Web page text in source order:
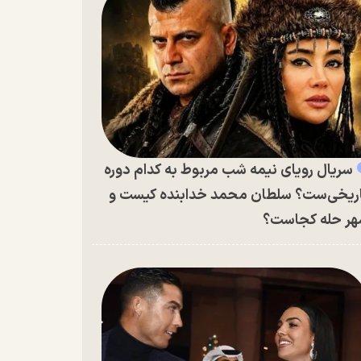
سریال رویای نیمه شب مربوط به کدام دوره
سلطان محمد خدابنده کیست و
حله کجاست؟